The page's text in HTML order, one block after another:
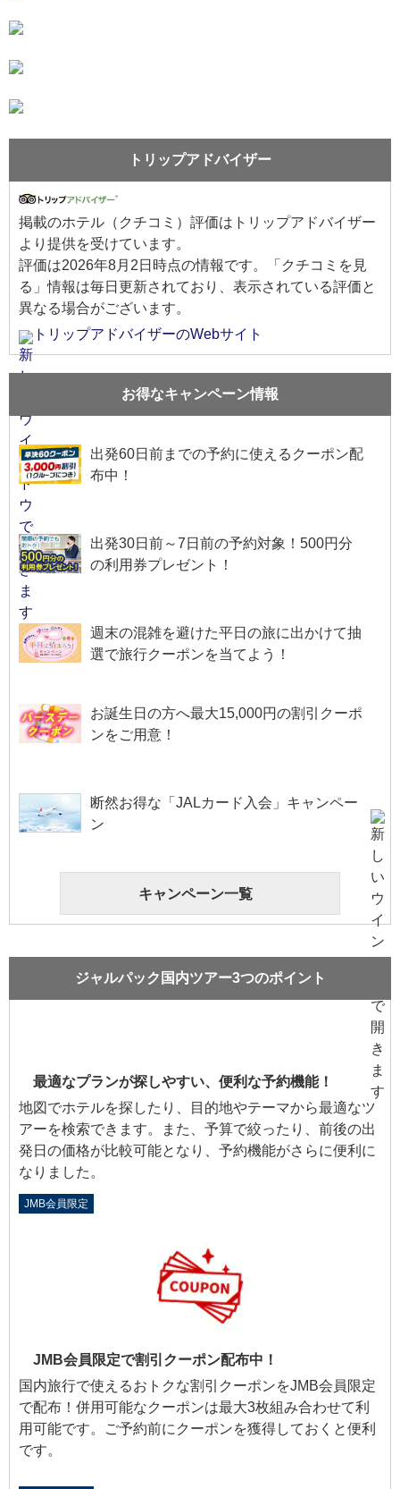
トリップアドバイザー
掲載のホテル（クチコミ）評価はトリップアドバイザー
より提供を受けています。
評価は2026年8月2日 時点の情報です。「クチコミを見
る」情報は毎日更新されており、表示されている評価と
異なる場合がございます。
トリップアドバイザーのWebサイト
お得なキャンペーン情報
出発60日前までの予約に使えるクーポン配
布中！
出発30日前～7日前の予約対象！500円分
の利用券プレゼント！
週末の混雑を避けた平日の旅に出かけて抽
選で旅行クーポンを当てよう！
お誕生日の方へ最大15,000円の割引クーポ
ンをご用意！
断然お得な「JALカード入会」キャンペー
ン
キャンペーン一覧
ジャルパック国内ツアー3つのポイント
最適なプランが探しやすい、便利な予約機能！
地図でホテルを探したり、目的地やテーマから最適なツ
アーを検索できます。また、予算で絞ったり、前後の出
発日の価格が比較可能となり、予約機能がさらに便利に
なりました。
JMB会員限定
JMB会員限定で割引クーポン配布中！
国内旅行で使えるおトクな割引クーポンをJMB会員限定
で配布！併用可能なクーポンは最大3枚組み合わせて利
用可能です。ご予約前にクーポンを獲得しておくと便利
です。